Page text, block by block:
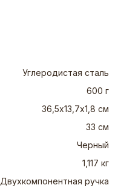
Углеродистая сталь
600 г
36,5х13,7х1,8 см
33 см
Черный
1,117 кг
Двухкомпонентная ручка